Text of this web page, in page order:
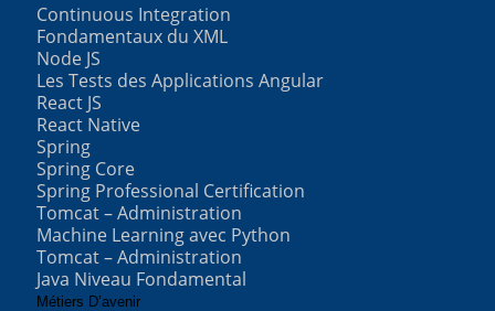
Continuous Integration
Fondamentaux du XML
Node JS
Les Tests des Applications Angular
React JS
React Native
Spring
Spring Core
Spring Professional Certification
Tomcat – Administration
Machine Learning avec Python
Tomcat – Administration
Java Niveau Fondamental
Métiers D’avenir